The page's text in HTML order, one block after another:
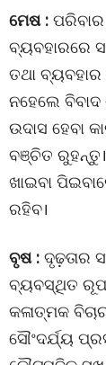
ମେଷ : ପରିବାର
ବ୍ୟବହାରରେ
ତଥା
ନହେଲେ ବିବାଦ
ଉଦାସ ହେବା
ବଞ୍ଚିତ
ଖାଇବା
ରହିବ।
ବୃଷ : ଦୃଢ଼ତାର
ବ୍ୟବସ୍ଥିତ
କଳାତ୍ମକ
ସୌଂଦର୍ଯ୍ୟ